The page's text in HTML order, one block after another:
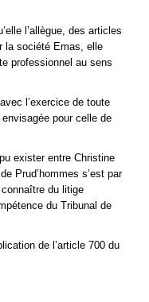
l’allègue, des articles
la société Emas, elle
professionnel au sens
l’exercice de toute
pour celle de
exister entre Christine
Prud’hommes s’est par
du litige
du Tribunal de
de l’article 700 du